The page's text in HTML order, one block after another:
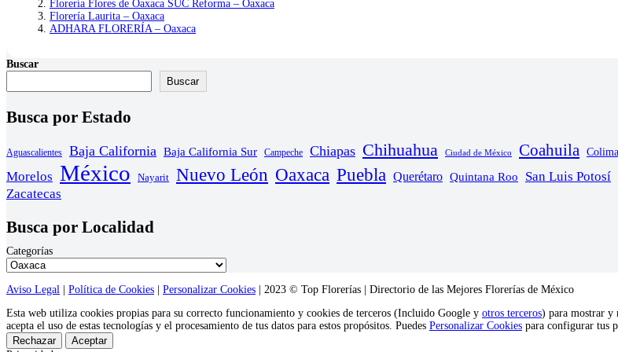
Florería Flores de Oaxaca SUC Reforma – Oaxaca
Florería Laurita – Oaxaca
ADHARA FLORERÍA – Oaxaca
Buscar
Buscar
Busca por Estado
Aguascalientes Baja California Baja California Sur Campeche Chiapas Chihuahua Ciudad de México Coahuila Colima
Morelos México Nayarit Nuevo León Oaxaca Puebla Querétaro Quintana Roo San Luis Potosí
Zacatecas
Busca por Localidad
Categorías
Aviso Legal | Política de Cookies | Personalizar Cookies | 2023 © Top Florerías | Directorio de las Mejores Florerías de México
Esta web utiliza cookies propias para su correcto funcionamiento y cookies de terceros (Incluido Google y otros terceros) para mostrar y
acepta el uso de estas tecnologías y el procesamiento de tus datos para estos propósitos. Puedes Personalizar Cookies para configurar tus
Rechazar
Aceptar